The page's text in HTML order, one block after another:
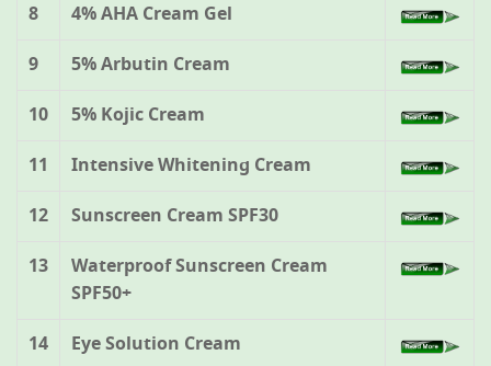
8
4% AHA Cream Gel
9
5% Arbutin Cream
10
5% Kojic Cream
11
Intensive Whitening Cream
12
Sunscreen Cream SPF30
13
Waterproof Sunscreen Cream
SPF50+
14
Eye Solution Cream